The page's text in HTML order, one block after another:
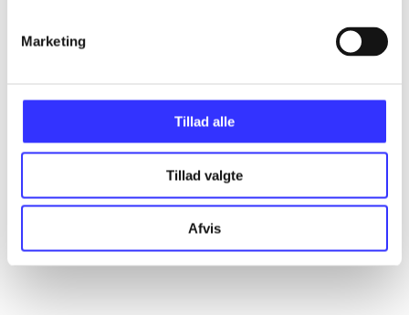
Marketing
Tillad alle
Tillad valgte
Afvis
Artikler
...